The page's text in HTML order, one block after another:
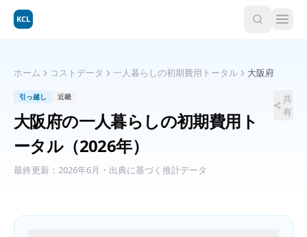
KCL
ホーム コストデータ 一人暮らしの初期費用トータル 大阪府
引っ越し 近畿
大阪府の一人暮らしの初期費用ト
ータル（2026年）
最終更新： 2026年6月 ・出典に基づく推計データ
共
有